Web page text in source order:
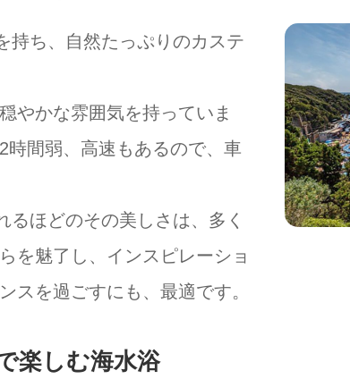
持ち、自然たっぷりのカステ
やかな雰囲気を持っていま
間弱、高速もあるので、車
るほどのその美しさは、多く
を魅了し、インスピレーショ
スを過ごすにも、最適です。
楽しむ海水浴